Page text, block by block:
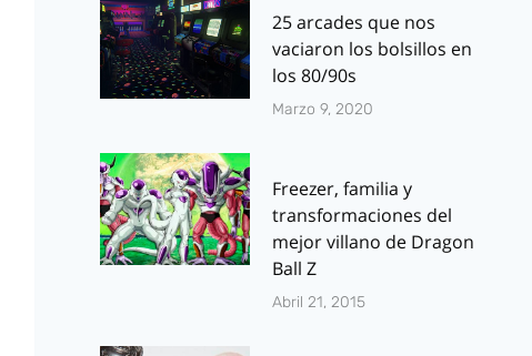
25 arcades que nos
vaciaron los bolsillos en
los 80/90s
Marzo 9, 2020
Freezer, familia y
transformaciones del
mejor villano de Dragon
Ball Z
Abril 21, 2015